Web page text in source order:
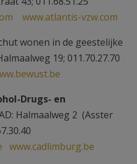
www.atlantis-vzw.com
wonen in de geestelijke
19; 011.70.27.70
Drugs- en
Halmaalweg 2 (Asster
www.cadlimburg.be